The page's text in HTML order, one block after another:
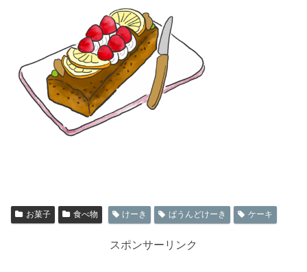
お菓子 食べ物 けーき ぱうんどけーき ケーキ
スポンサーリンク